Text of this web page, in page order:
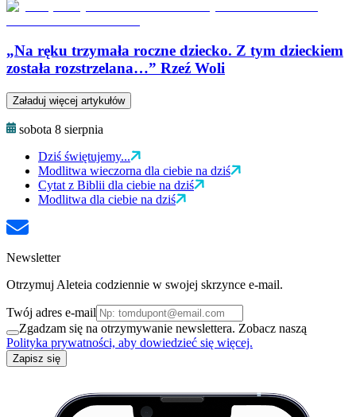
„Na ręku trzymała roczne dziecko. Z tym dzieckiem
została rozstrzelana…” Rzeź Woli
Załaduj więcej artykułów
sobota 8 sierpnia
Dziś świętujemy...
Modlitwa wieczorna dla ciebie na dziś
Cytat z Biblii dla ciebie na dziś
Modlitwa dla ciebie na dziś
Newsletter
Otrzymuj Aleteia codziennie w swojej skrzynce e-mail.
Twój adres e-mail
Zgadzam się na otrzymywanie newslettera. Zobacz naszą
Polityka prywatności, aby dowiedzieć się więcej.
Zapisz się